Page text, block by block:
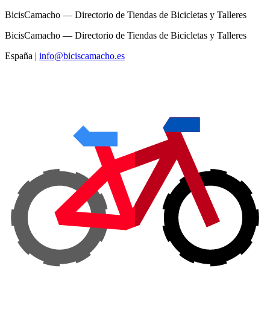
BicisCamacho — Directorio de Tiendas de Bicicletas y Talleres
BicisCamacho — Directorio de Tiendas de Bicicletas y Talleres
España | info@biciscamacho.es